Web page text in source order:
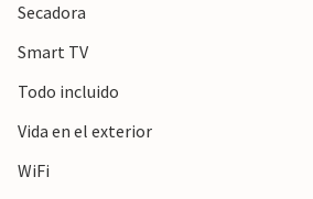
Secadora
Smart TV
Todo incluido
Vida en el exterior
WiFi